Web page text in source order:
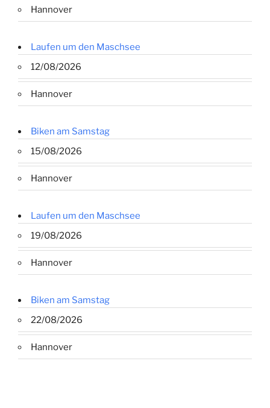
Hannover
Laufen um den Maschsee
12/08/2026
Hannover
Biken am Samstag
15/08/2026
Hannover
Laufen um den Maschsee
19/08/2026
Hannover
Biken am Samstag
22/08/2026
Hannover